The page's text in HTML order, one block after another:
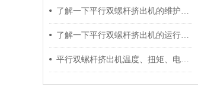
了解一下平行双螺杆挤出机的维护保养方法吧
了解一下平行双螺杆挤出机的运行过程吧
平行双螺杆挤出机温度、扭矩、电流控制要点